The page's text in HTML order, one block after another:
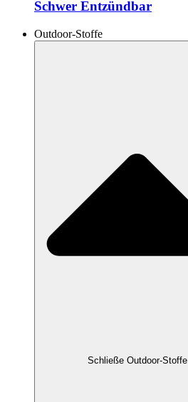
Schwer Entzündbar
Outdoor-Stoffe
Schließe Outdoor-Stoffe